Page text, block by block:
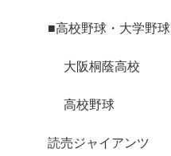
■高校野球・大学野球
大阪桐蔭高校
高校野球
読売ジャイアンツ